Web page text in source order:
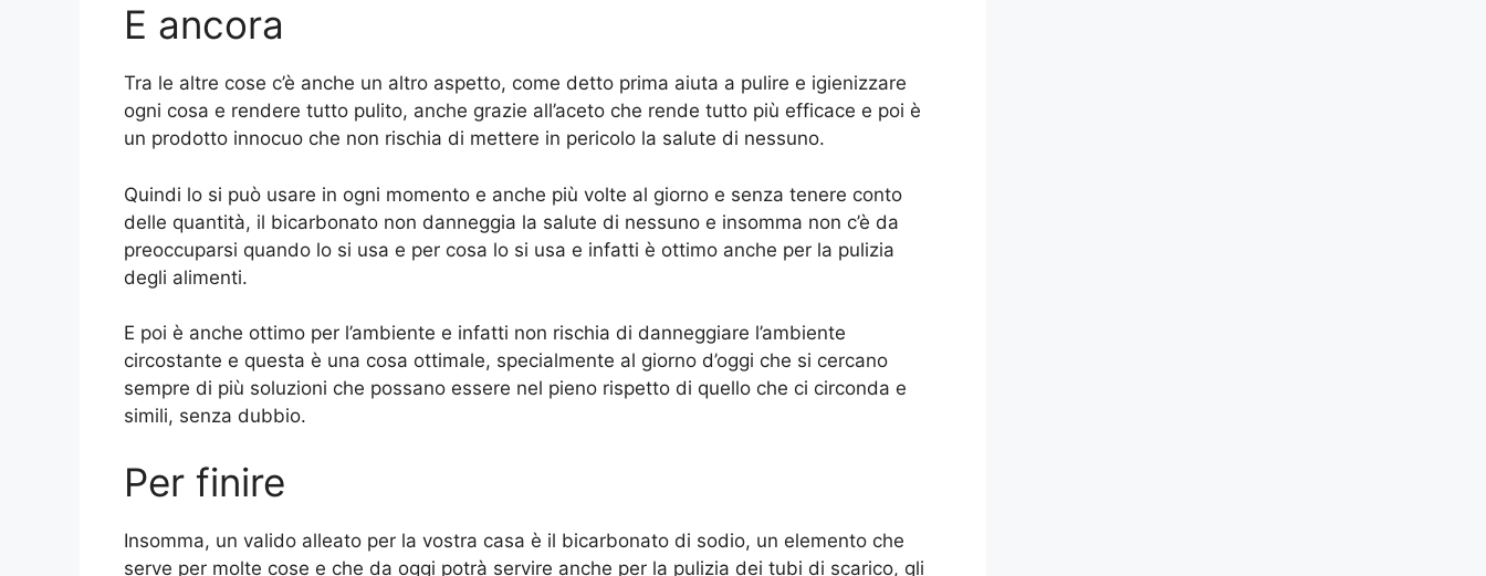
E ancora
Tra le altre cose c’è anche un altro aspetto, come detto prima aiuta a pulire e igienizzare
ogni cosa e rendere tutto pulito, anche grazie all’aceto che rende tutto più efficace e poi è
un prodotto innocuo che non rischia di mettere in pericolo la salute di nessuno.
Quindi lo si può usare in ogni momento e anche più volte al giorno e senza tenere conto
delle quantità, il bicarbonato non danneggia la salute di nessuno e insomma non c’è da
preoccuparsi quando lo si usa e per cosa lo si usa e infatti è ottimo anche per la pulizia
degli alimenti.
E poi è anche ottimo per l’ambiente e infatti non rischia di danneggiare l’ambiente
circostante e questa è una cosa ottimale, specialmente al giorno d’oggi che si cercano
sempre di più soluzioni che possano essere nel pieno rispetto di quello che ci circonda e
simili, senza dubbio.
Per finire
Insomma, un valido alleato per la vostra casa è il bicarbonato di sodio, un elemento che
serve per molte cose e che da oggi potrà servire anche per la pulizia dei tubi di scarico, gli